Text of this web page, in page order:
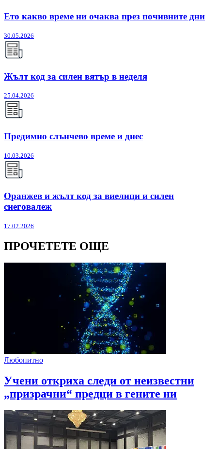
Ето какво време ни очаква през почивните дни
30.05.2026
Жълт код за силен вятър в неделя
25.04.2026
Предимно слънчево време и днес
10.03.2026
Оранжев и жълт код за виелици и силен
снеговалеж
17.02.2026
ПРОЧЕТЕТЕ ОЩЕ
Любопитно
Учени откриха следи от неизвестни
„призрачни“ предци в гените ни